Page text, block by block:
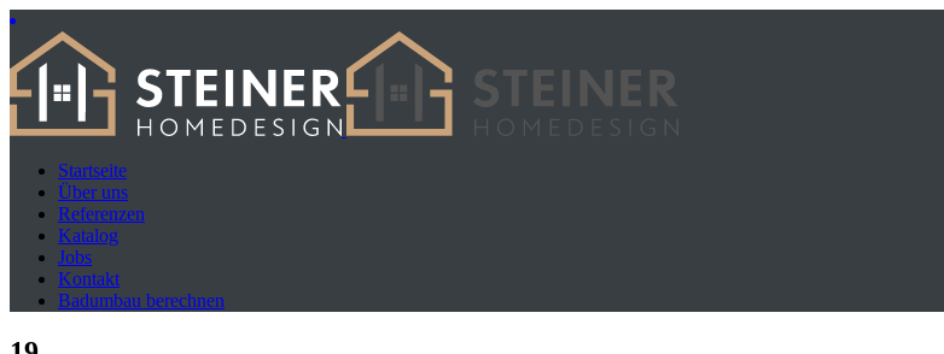
Startseite
Über uns
Referenzen
Katalog
Jobs
Kontakt
Badumbau berechnen